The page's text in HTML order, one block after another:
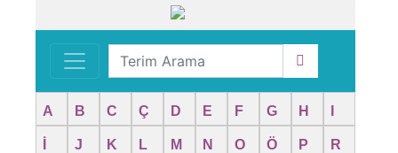
A B C Ç D E F G H
J K L M N O Ö P R